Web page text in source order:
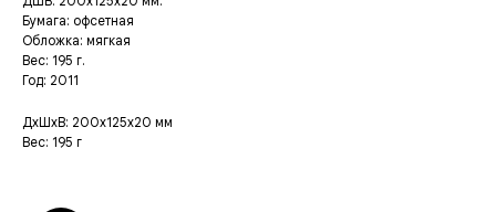
Бумага: офсетная
Обложка: мягкая
Вес: 195 г.
Год: 2011
ДxШxВ: 200x125x20 мм
Вес: 195 г